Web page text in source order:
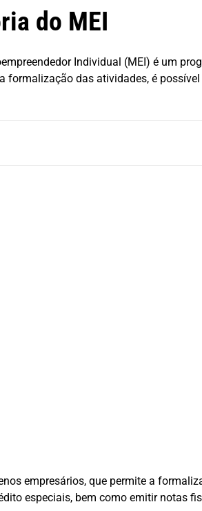
do MEI
Individual (MEI) é um
das atividades, é
empresários, que permite a
especiais, bem como emitir notas